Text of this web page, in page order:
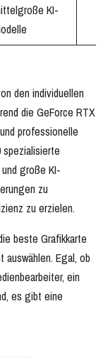
KI-
den individuellen
die GeForce RTX
professionelle
spezialisierte
große KI-
zu
zu erzielen.
beste Grafikkarte
auswählen. Egal, ob
ein
es gibt eine